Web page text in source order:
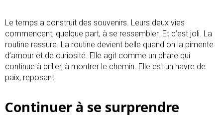
Le temps a construit des souvenirs. Leurs deux vies
commencent, quelque part, à se ressembler. Et c’est joli. La
routine rassure. La routine devient belle quand on la pimente
d’amour et de curiosité. Elle agit comme un phare qui
continue à briller, à montrer le chemin. Elle est un havre de
paix, reposant.
Continuer à se surprendre